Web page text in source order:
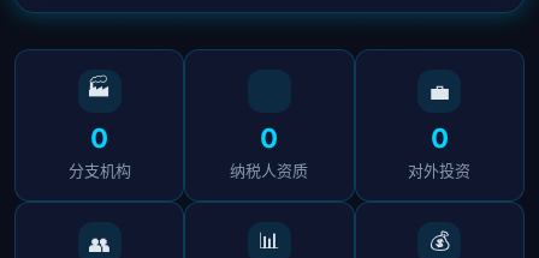
🏭
0
分支机构
0
纳税人资质
💼
0
对外投资
👥 📊 💰